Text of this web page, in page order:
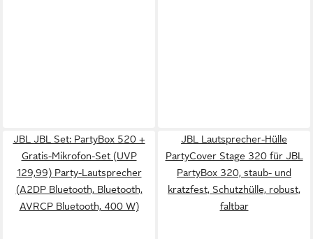
JBL JBL Set: PartyBox 520 +
Gratis-Mikrofon-Set (UVP
129,99) Party-Lautsprecher
(A2DP Bluetooth, Bluetooth,
AVRCP Bluetooth, 400 W)
JBL Lautsprecher-Hülle
PartyCover Stage 320 für JBL
PartyBox 320, staub- und
kratzfest, Schutzhülle, robust,
faltbar